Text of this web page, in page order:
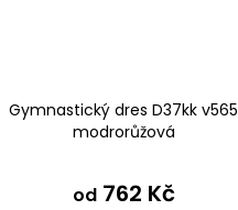
Gymnastický dres D37kk v565
modrorůžová
od762 Kč